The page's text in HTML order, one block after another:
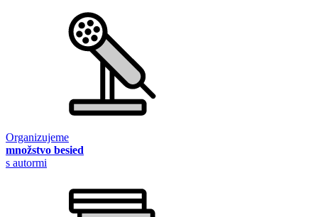
Organizujeme
množstvo besied
s autormi